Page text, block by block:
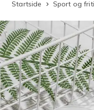
Startside Sport og